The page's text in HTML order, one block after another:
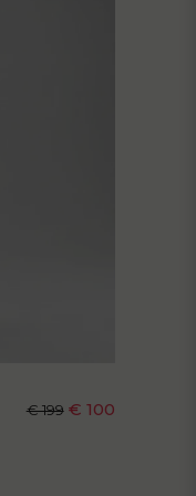
€ 199 € 100